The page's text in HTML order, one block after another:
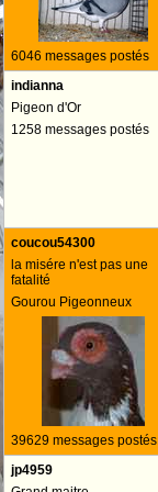
6046 messages postés
indianna
Pigeon d'Or
1258 messages postés
coucou54300
la misére n'est pas une
fatalité
Gourou Pigeonneux
39629 messages postés
jp4959